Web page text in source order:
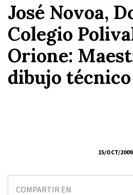
José Novoa,
Colegio
Orione:
dibujo técnico
15/OCT/2009
COMPARTIR EN